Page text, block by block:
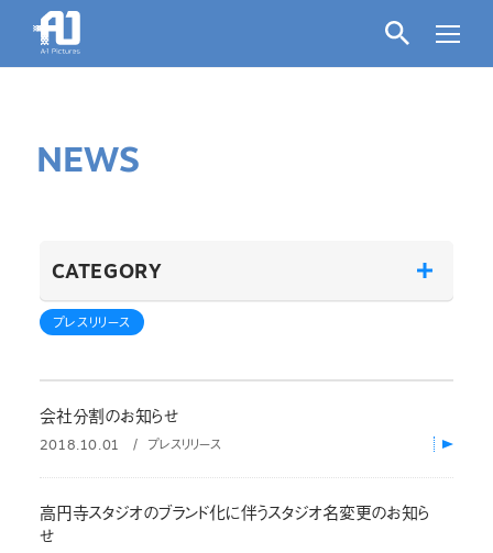
NEWS
CATEGORY
プレスリリース
会社分割のお知らせ
2018.10.01 プレスリリース
高円寺スタジオのブランド化に伴うスタジオ名変更のお知ら
せ